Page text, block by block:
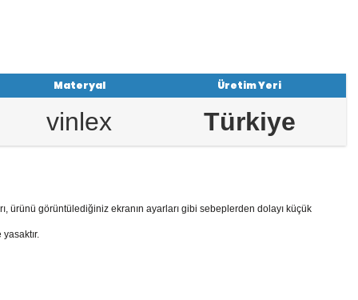
Materyal Üretim Yeri
vinlex Türkiye
ürünü görüntülediğiniz ekranın ayarları gibi sebeplerden dolayı küçük